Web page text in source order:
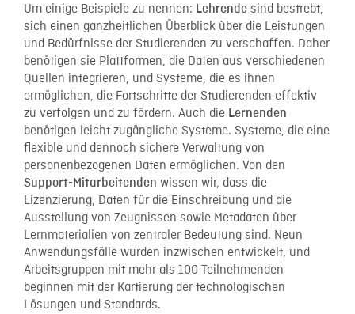
Um einige Beispiele zu nennen: Lehrende sind bestrebt,
sich einen ganzheitlichen Überblick über die Leistungen
und Bedürfnisse der Studierenden zu verschaffen. Daher
benötigen sie Plattformen, die Daten aus verschiedenen
Quellen integrieren, und Systeme, die es ihnen
ermöglichen, die Fortschritte der Studierenden effektiv
zu verfolgen und zu fördern. Auch die Lernenden
benötigen leicht zugängliche Systeme. Systeme, die eine
flexible und dennoch sichere Verwaltung von
personenbezogenen Daten ermöglichen. Von den
Support-Mitarbeitenden wissen wir, dass die
Lizenzierung, Daten für die Einschreibung und die
Ausstellung von Zeugnissen sowie Metadaten über
Lernmaterialien von zentraler Bedeutung sind. Neun
Anwendungsfälle wurden inzwischen entwickelt, und
Arbeitsgruppen mit mehr als 100 Teilnehmenden
beginnen mit der Kartierung der technologischen
Lösungen und Standards.